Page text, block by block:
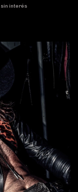
sin interés